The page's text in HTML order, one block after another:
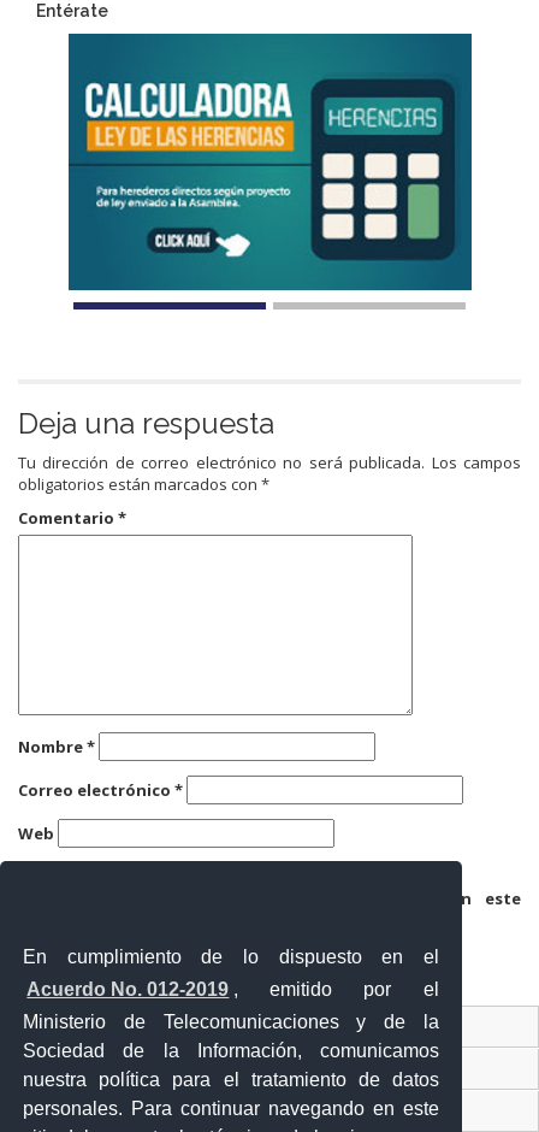
En cumplimiento de lo dispuesto en el
Acuerdo No. 012-2019 , emitido por el
Ministerio de Telecomunicaciones y de la
Sociedad de la Información, comunicamos
nuestra política para el tratamiento de datos
personales. Para continuar navegando en este
Entérate
Deja una respuesta
Tu dirección de correo electrónico no será publicada. Los campos
obligatorios están marcados con *
Comentario *
Nombre*
Correo electrónico *
Web
Guarda mi nombre, correo electrónico y web en este
Ventanilla Única Virtual
Ventanilla Única de Comercio Exterior
Gobierno Abierto